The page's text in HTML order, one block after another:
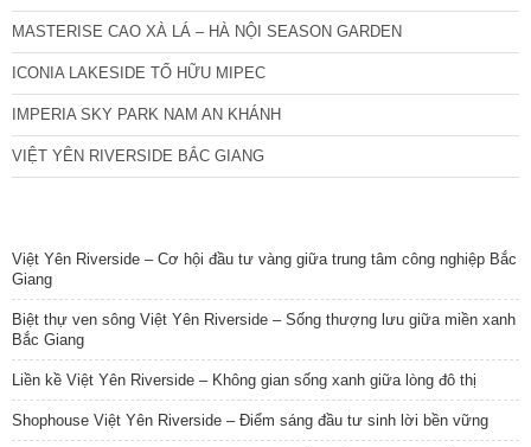
MASTERISE CAO XÀ LÁ – HÀ NỘI SEASON GARDEN
ICONIA LAKESIDE TỐ HỮU MIPEC
IMPERIA SKY PARK NAM AN KHÁNH
VIỆT YÊN RIVERSIDE BẮC GIANG
Việt Yên Riverside – Cơ hội đầu tư vàng giữa trung tâm công nghiệp Bắc
Giang
Biệt thự ven sông Việt Yên Riverside – Sống thượng lưu giữa miền xanh
Bắc Giang
Liền kề Việt Yên Riverside – Không gian sống xanh giữa lòng đô thị
Shophouse Việt Yên Riverside – Điểm sáng đầu tư sinh lời bền vững